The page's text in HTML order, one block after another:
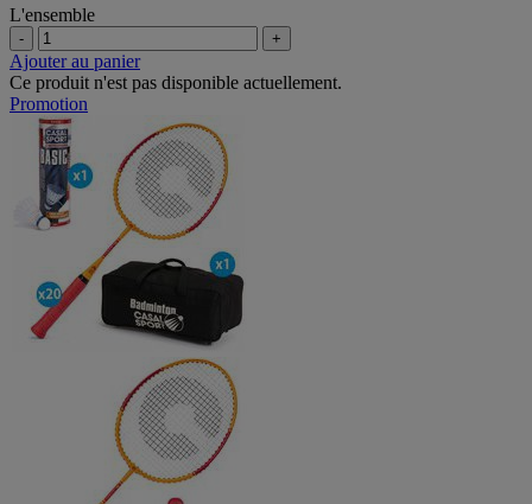
L'ensemble
- +
Ajouter au panier
Ce produit n'est pas disponible actuellement.
Promotion